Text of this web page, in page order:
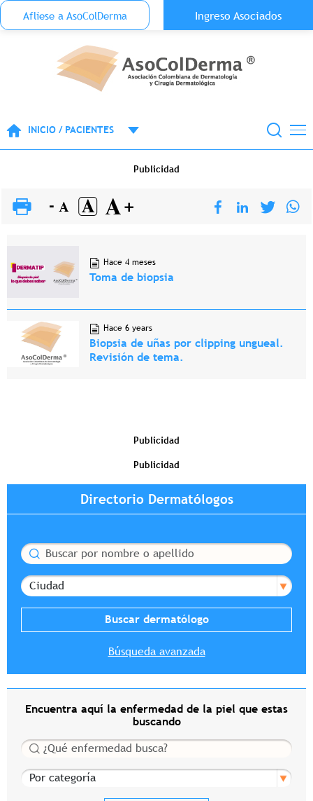
Pasar al contenido principal
Menu Top Anónimo
Aflíese a AsoColDerma Ingreso Asociados
INICIO / PACIENTES
Publicidad
Hace 4 meses
Toma de biopsia
Hace 6 years
Biopsia de uñas por clipping ungueal.
Revisión de tema.
Publicidad
Publicidad
Directorio Dermatólogos
Buscar
Ciudad
Búsqueda avanzada
Encuentra aquí la enfermedad de la piel que estas
buscando
Buscar
Por categoría